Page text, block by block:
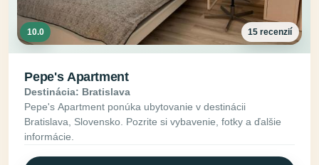
10.0 15 recenzií
Pepe's Apartment
Destinácia: Bratislava
Pepe's Apartment ponúka ubytovanie v destinácii
Bratislava, Slovensko. Pozrite si vybavenie, fotky a ďalšie
informácie.